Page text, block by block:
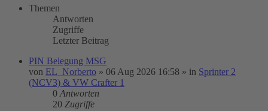
Themen
Antworten
Zugriffe
Letzter Beitrag
PIN Belegung MSG
von EL_Norberto » 06 Aug 2026 16:58 » in Sprinter 2
(NCV3) & VW Crafter 1
0 Antworten
20 Zugriffe